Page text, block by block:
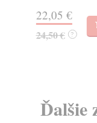
22,05 €
24,50 € ?
Ďalšie